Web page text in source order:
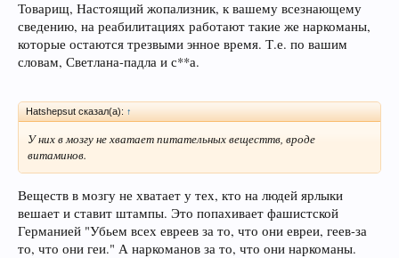
Товарищ, Настоящий жопализник, к вашему всезнающему
сведению, на реабилитациях работают такие же наркоманы,
которые остаются трезвыми энное время. Т.е. по вашим
словам, Светлана-падла и с**а.
Hatshepsut сказал(а): ↑
У них в мозгу не хватает питательных вещесттв, вроде
витаминов.
Веществ в мозгу не хватает у тех, кто на людей ярлыки
вешает и ставит штампы. Это попахивает фашистской
Германией "Убьем всех евреев за то, что они евреи, геев-за
то, что они геи." А наркоманов за то, что они наркоманы.